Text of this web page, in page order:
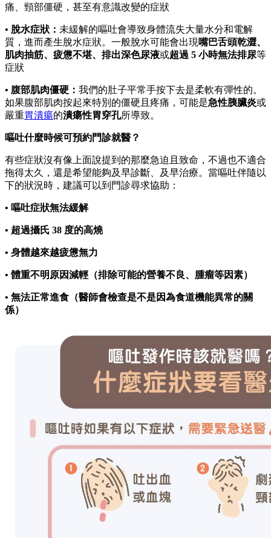
痛、頸部僵硬，甚至有意識改變的症狀
• 脫水症狀： 未緩解的嘔吐會導致身體流失大量水分和電解
質，進而產生脫水症狀。一般脫水可能會出現 嘴巴舌頭乾澀、
肌肉抽筋、疲憊不堪、排出深色尿液或超過 5 小時無法排尿等
症狀
• 腹部肌肉僵硬： 我們的肚子平常手按下去是柔軟有彈性的。
如果腹部肌肉按起來特別的僵硬且疼痛，可能是急性胰臟炎或
嚴重胃潰瘍的潰瘍性胃穿孔所導致。
嘔吐什麼時候可預約門診就醫？
有些症狀沒有像上面說提到的那麼急迫且致命，不過也不適合
拖得太久，還是希望能夠及早診斷、及早治療。當嘔吐伴隨以
下的狀況時，建議可以到門診尋求協助：
• 嘔吐症狀無法緩解
• 超過攝氏 38 度的高燒
• 身體越來越疲憊無力
• 體重不明原因減輕（排除可能的營養不良、腫瘤等因素）
• 無法正常進食（醫師會檢查是不是因為食道機能異常的關
係）